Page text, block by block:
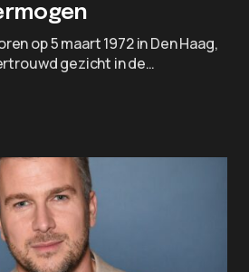
op 5 maart 1972 in Den Haag,
gezicht in de…